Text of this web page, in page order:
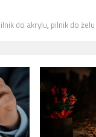
do akrylu, pilnik do żelu